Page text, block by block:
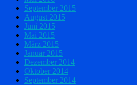
September 2015
August 2015
Juni 2015
Mai 2015
März 2015
Januar 2015
Dezember 2014
Oktober 2014
September 2014